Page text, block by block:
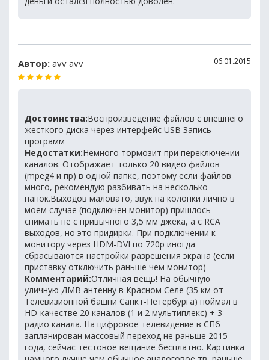
Автор: avv avv 06.01.2015
Достоинства:Воспроизведение файлов с внешнего
жесткого диска через интерфейс USB Запись
программ
Недостатки:Немного тормозит при переключении
каналов. Отображает только 20 видео файлов
(mpeg4 и пр) в одной папке, поэтому если файлов
много, рекомендую разбивать на несколько
папок.Выходов маловато, звук на колонки лично в
моем случае (подключен монитор) пришлось
снимать не с привычного 3,5 мм джека, а с RCA
выходов, но это придирки. При подключении к
монитору через HDM-DVI по 720p иногда
сбрасываются настройки разрешения экрана (если
приставку отключить раньше чем монитор)
Комментарий:Отличная вещь! На обычную
уличную ДМВ антенну в Красном Селе (35 км от
Телевизионной башни Санкт-Петербурга) поймал в
HD-качестве 20 каналов (1 и 2 мультиплекс) + 3
радио канала. На цифровое телевидение в СПб
запланирован массовый переход не раньше 2015
года, сейчас тестовое вещание бесплатно. Картинка